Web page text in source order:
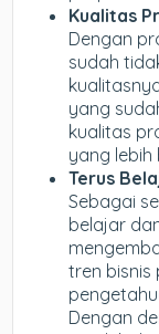
Kualitas
Dengan
sudah
yang
kualitas
yang lebih
Terus
Sebagai
belajar
tren bisnis
Dengan